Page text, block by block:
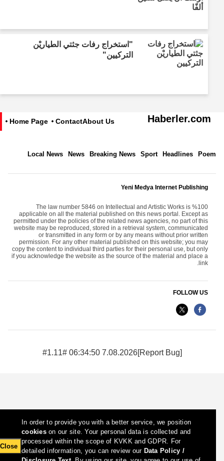
"استخراج رفات جثتي الطياريْن
التركيين"
Haberler.com
About Us
Contact
Home Page
Poem
Headlines
Sport
Breaking News
News
Local News
Yeni Medya Internet Publishing
The law number 5846 on Intellectual and Artistic Works is %100
applicable on all the material published on this news portal. Except as
permitted under the policies of the related news agencies, no part of this
website may be reproduced, stored in a retrieval system, communicated
or transmitted in any form or by any means without prior written
permission. For any other material published on this website; you may
copy the content to individual third parties for their personal use, but only
if you acknowledge the website as the source of the material and place a
link.
FOLLOW US
7.08.2026 06:34:50 #1.11#
In order to provide you with a better service, we position
cookieson our site. Your personal data is collected and
processed within the scope of KVKK and GDPR. For
detailed information, you can review ourData Policy /
Close